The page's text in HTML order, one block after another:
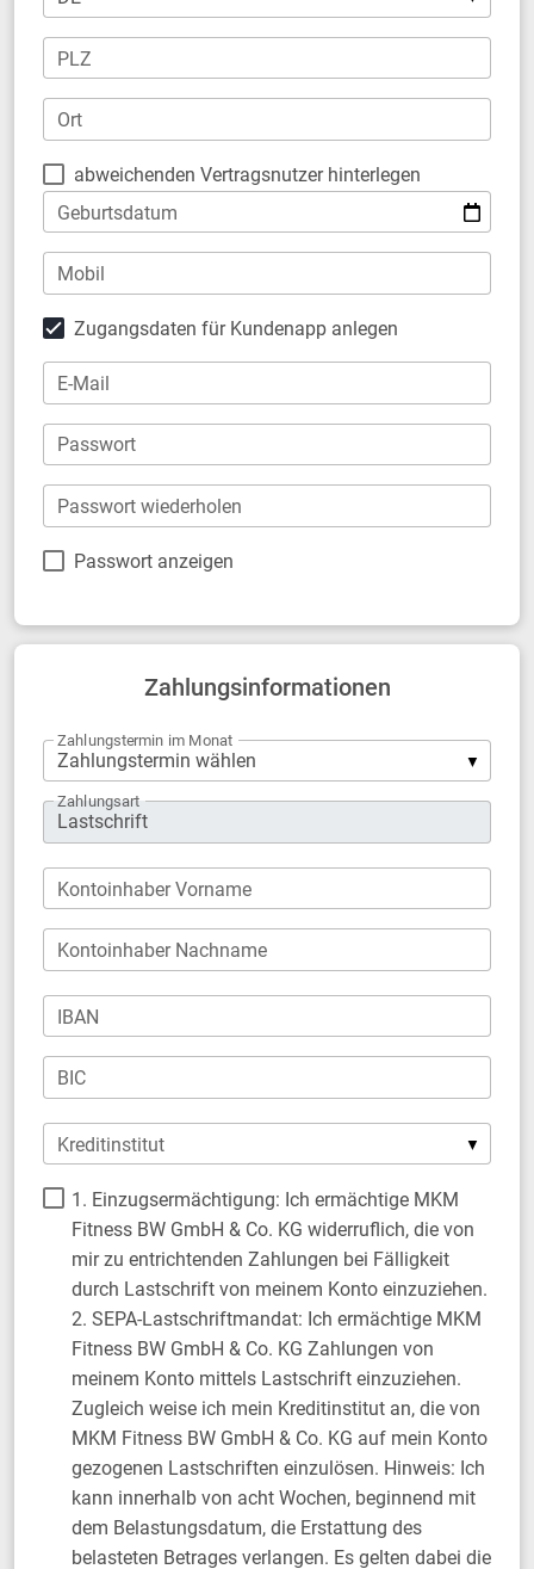
PLZ
Ort
abweichenden Vertragsnutzer hinterlegen
Geburtsdatum
Mobil
Zugangsdaten für Kundenapp anlegen
E-Mail
Passwort
Passwort wiederholen
Passwort anzeigen
Zahlungsinformationen
Zahlungstermin im Monat
Zahlungsart
Kontoinhaber Vorname
Kontoinhaber Nachname
IBAN
BIC
Kreditinstitut
1. Einzugsermächtigung: Ich ermächtige MKM
Fitness BW GmbH & Co. KG widerruflich, die von
mir zu entrichtenden Zahlungen bei Fälligkeit
durch Lastschrift von meinem Konto einzuziehen.
2. SEPA-Lastschriftmandat: Ich ermächtige MKM
Fitness BW GmbH & Co. KG Zahlungen von
meinem Konto mittels Lastschrift einzuziehen.
Zugleich weise ich mein Kreditinstitut an, die von
MKM Fitness BW GmbH & Co. KG auf mein Konto
gezogenen Lastschriften einzulösen. Hinweis: Ich
kann innerhalb von acht Wochen, beginnend mit
dem Belastungsdatum, die Erstattung des
belasteten Betrages verlangen. Es gelten dabei die